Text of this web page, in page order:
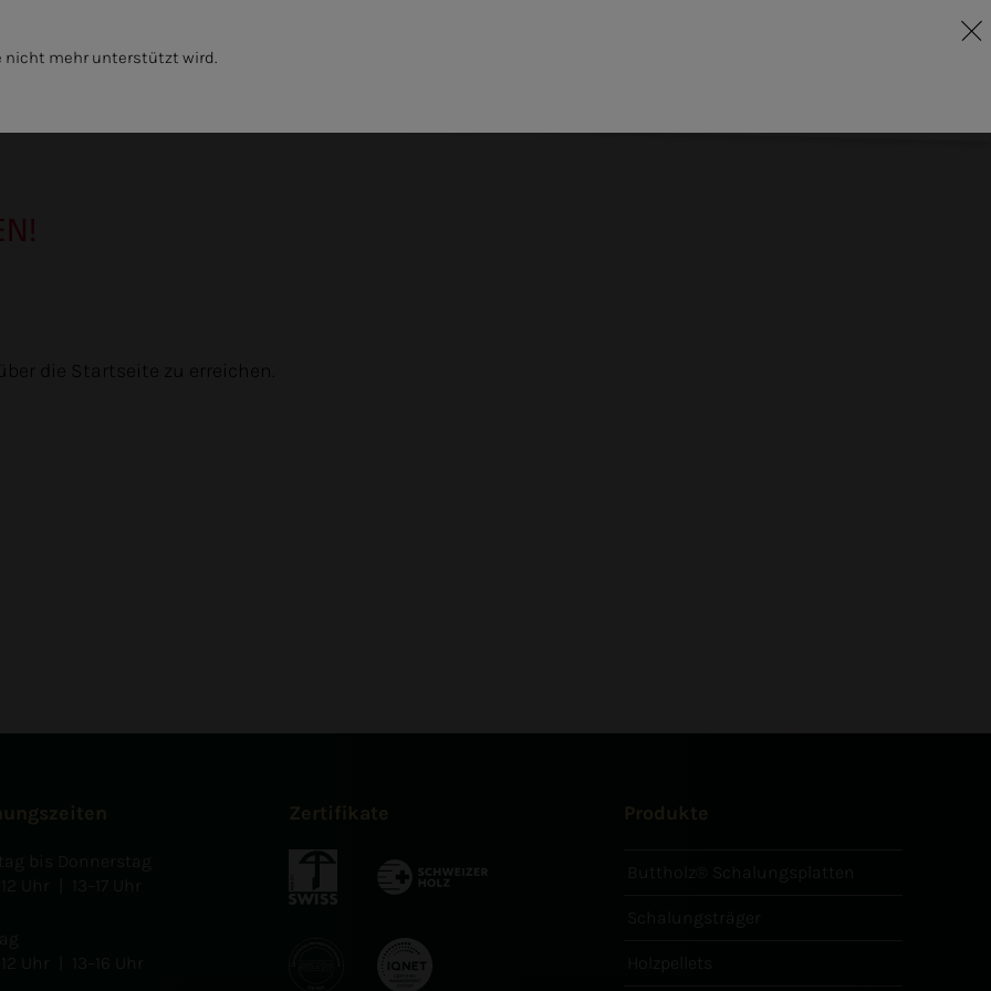
die Startseite zu erreichen.
bis Donnerstag
Uhr | 13–17 Uhr
Uhr | 13–16 Uhr
Zertifikate Produkte
Buttholz® Schalungsplatten
Schalungsträger
Holzpellets
nicht mehr unterstützt wird.